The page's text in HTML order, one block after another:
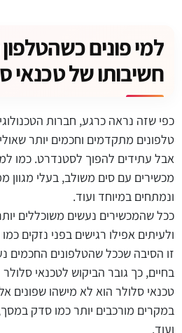
למי פונים
חשיבותו של טכנאי
כפי שזה נראה כרגע, חברות
טלפונים מתקדמים וחכמים יותר
אבל עתידים להפוך לסטנדרט. כמו
מכשירים עם סים משולב, בעלי מגוון
ונמתחים במיוחד ועוד.
ככל שהמכשירים נעשים משוכללים
ולעיתים אפילו רגישים בפני נזקים
זו הסיבה שככל שהטלפונים החכמים
בחיים, כך גובר הביקוש לטכנאי
טכנאי סלולר הוא לא מישהו שפונים
במקרים מורכבים יותר כמו סדק
ועוד.